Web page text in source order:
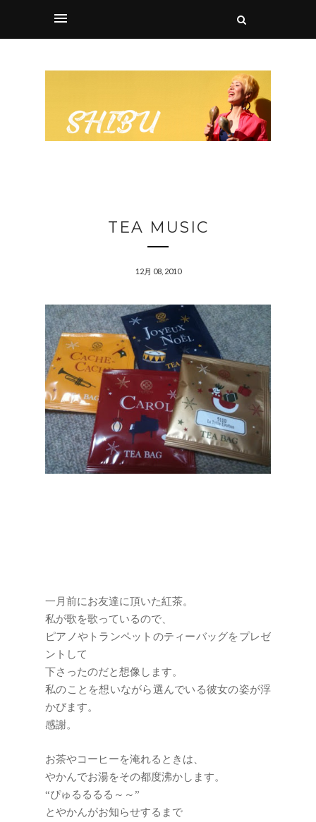
TEA MUSIC
12月 08, 2010
一月前にお友達に頂いた紅茶。
私が歌を歌っているので、
ピアノやトランペットのティーバッグをプレゼ
ントして
下さったのだと想像します。
私のことを想いながら選んでいる彼女の姿が浮
かびます。
感謝。
お茶やコーヒーを淹れるときは、
やかんでお湯をその都度沸かします。
“ぴゅるるるる～～”
とやかんがお知らせするまで